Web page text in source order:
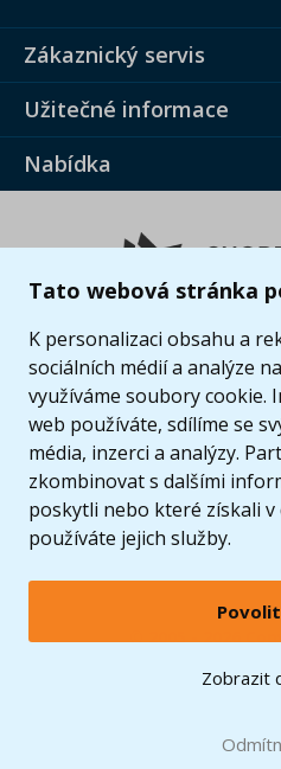
Tato webová stránka
K personalizaci obsahu a
sociálních médií a analýze
využíváme soubory cookie.
web používáte, sdílíme se
média, inzerci a analýzy.
zkombinovat s dalšími
poskytli nebo které získali
používáte jejich služby.
Zobrazit
Zákaznický servis
Užitečné informace
Nabídka
© 2005 - 2026
LEGO, logo LEGO a minifigurka jsou
2024 The
Zobrazit verzi
při